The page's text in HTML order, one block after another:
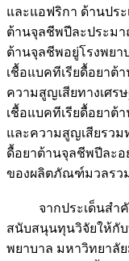
และแอฟริกา ด้านปร
ต้านจุลชีพปีละประมา
ต้านจุลชีพอยู่โรงพย
เชื้อแบคทีเรียดื้อยาต้
ความสูญเสียทางเศร
เชื้อแบคทีเรียดื้อยาต้
และความสูญเสียรวม
ดื้อยาต้านจุลชีพปีละอ
ของผลิตภัณฑ์มวลรว
จากประเด็นสำคัญ
สนับสนุนทุนวิจัยให้กั
พยาบาล มหาวิทยาลั